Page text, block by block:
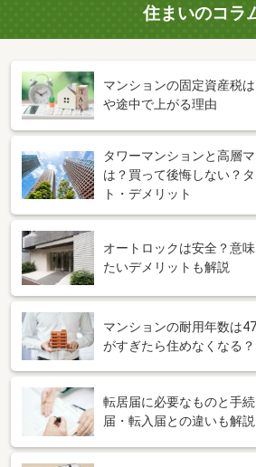
住まいのコラ
マンションの固定資産税
や途中で上がる理由
タワーマンションと高層
は？買って後悔しない？
ト・デメリット
オートロックは安全？意
たいデメリットも解説
マンションの耐用年数は
がすぎたら住めなくなる？
転居届に必要なものと手
届・転入届との違いも解説